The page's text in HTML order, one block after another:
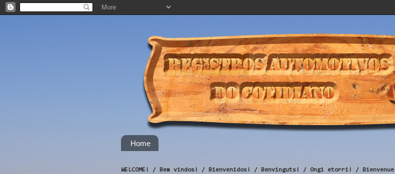
Home
WELCOME! / Bem vindos! / Bienvenidos! / Benvinguts! / Ongi etorri! /